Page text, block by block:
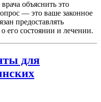
объяснить это
— это ваше законное
предоставлять
состоянии и лечении.
для